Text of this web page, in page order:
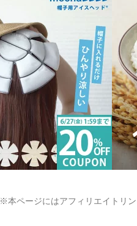
※本ページにはアフィリエイトリン